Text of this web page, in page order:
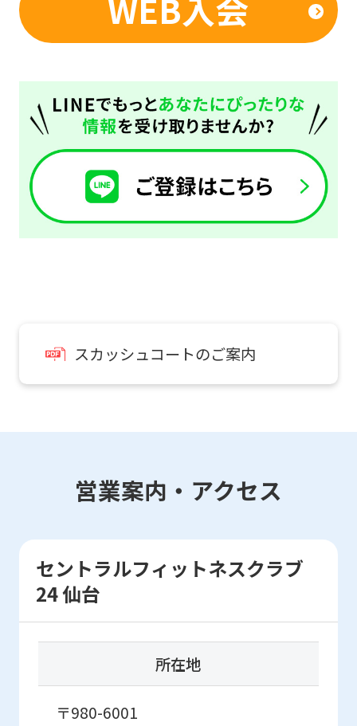
スカッシュコートのご案内
営業案内・アクセス
セントラルフィットネスクラブ
24 仙台
所在地
〒980-6001
to
the
However,
if
use
an
automatic
Japanese
be
so
may
not
be